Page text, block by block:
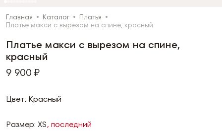
Главная Каталог
Платья
Платье макси с вырезом на спине, красный
Платье макси с вырезом на спине,
красный
9 900 ₽
Цвет: Красный
Размер: XS, последний